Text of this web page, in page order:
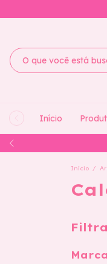
Início
Início /
Marca